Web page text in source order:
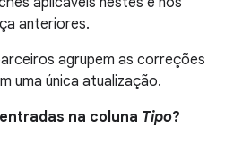
anteriores.
agrupem as correções
uma única atualização.
na coluna Tipo?